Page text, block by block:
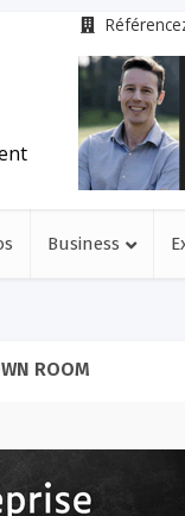
Business
ROOM